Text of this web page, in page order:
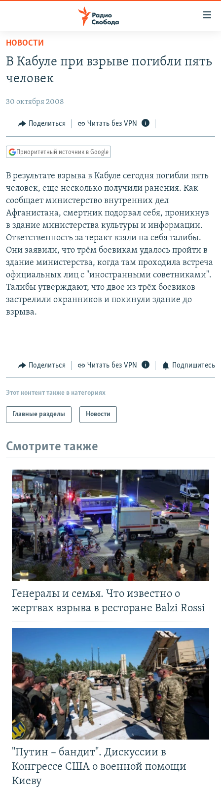
упрощенного
доступа
основному
Вернутся
главной
навигации
Вернутся
поиску
ПРОГРАММЫ
ПОДКАСТЫ
ЦИТАТЫ СВОБОДЫ
МНЕНИЯ
IDEL.РЕАЛИИ
КАВКАЗ.РЕАЛИИ
СЕВЕР.РЕАЛИИ
СИБИРЬ.РЕАЛИИ
РАСПИСАНИЕ ВЕЩАНИЯ
ПОДПИШИТЕСЬ НА РАССЫЛКУ
СОЦИАЛЬНЫЕ СЕТИ
НОВОСТИ
В Кабуле при взрыве погибли пять
человек
30 октября 2008
Поделиться Читать без VPN
Приоритетный источник в Google
В результате взрыва в Кабуле сегодня погибли пять
человек, еще несколько получили ранения. Как
сообщает министерство внутренних дел
Афганистана, смертник подорвал себя, проникнув
в здание министерства культуры и информации.
Ответственность за теракт взяли на себя талибы.
Они заявили, что трём боевикам удалось пройти в
здание министерства, когда там проходила встреча
официальных лиц с "иностранными советниками".
Талибы утверждают, что двое из трёх боевиков
застрелили охранников и покинули здание до
взрыва.
Поделиться Читать без VPN Подпишитесь
Этот контент также в категориях
Главные разделы Новости
Смотрите также
Генералы и семья. Что известно о
жертвах взрыва в ресторане Balzi Rossi
"Путин – бандит". Дискуссии в
Конгрессе США о военной помощи
Киеву